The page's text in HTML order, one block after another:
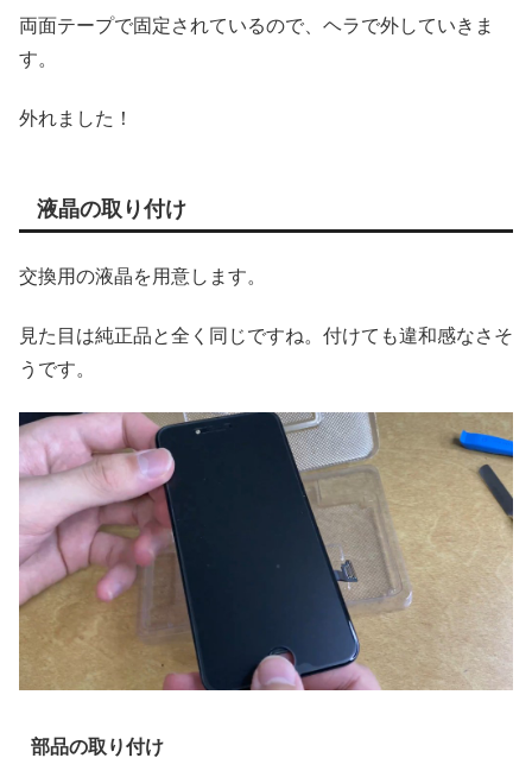
両面テープで固定されているので、ヘラで外していきま
す。
外れました！
液晶の取り付け
交換用の液晶を用意します。
見た目は純正品と全く同じですね。付けても違和感なさそ
うです。
部品の取り付け